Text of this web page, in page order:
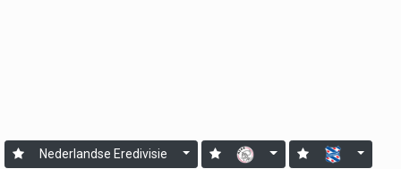
Nederlandse Eredivisie